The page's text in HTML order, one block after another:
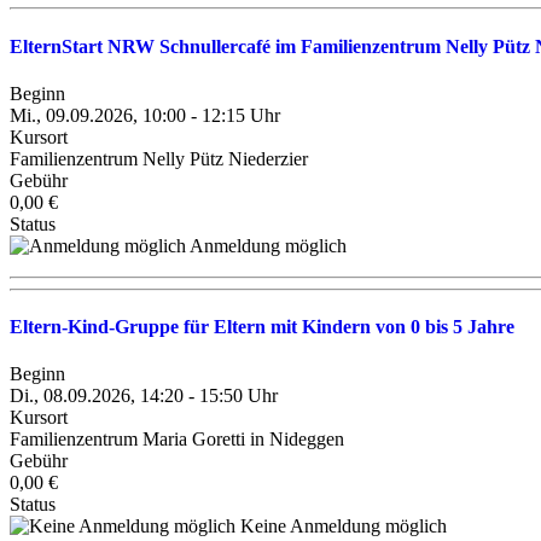
ElternStart NRW Schnullercafé im Familienzentrum Nelly Pütz
Beginn
Mi., 09.09.2026, 10:00 - 12:15 Uhr
Kursort
Familienzentrum Nelly Pütz Niederzier
Gebühr
0,00 €
Status
Anmeldung möglich
Eltern-Kind-Gruppe für Eltern mit Kindern von 0 bis 5 Jahre
Beginn
Di., 08.09.2026, 14:20 - 15:50 Uhr
Kursort
Familienzentrum Maria Goretti in Nideggen
Gebühr
0,00 €
Status
Keine Anmeldung möglich